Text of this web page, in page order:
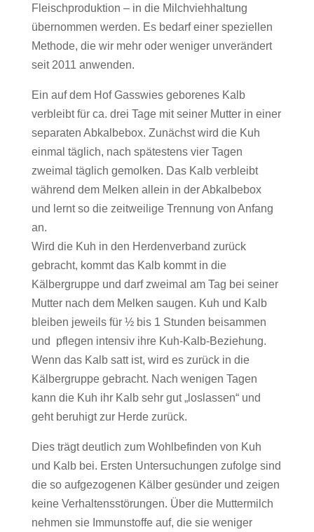
Fleischproduktion – in die Milchviehhaltung
übernommen werden. Es bedarf einer speziellen
Methode, die wir mehr oder weniger unverändert
seit 2011 anwenden.
Ein auf dem Hof Gasswies geborenes Kalb
verbleibt für ca. drei Tage mit seiner Mutter in einer
separaten Abkalbebox. Zunächst wird die Kuh
einmal täglich, nach spätestens vier Tagen
zweimal täglich gemolken. Das Kalb verbleibt
während dem Melken allein in der Abkalbebox
und lernt so die zeitweilige Trennung von Anfang
an.
Wird die Kuh in den Herdenverband zurück
gebracht, kommt das Kalb kommt in die
Kälbergruppe und darf zweimal am Tag bei seiner
Mutter nach dem Melken saugen. Kuh und Kalb
bleiben jeweils für ½ bis 1 Stunden beisammen
und pflegen intensiv ihre Kuh-Kalb-Beziehung.
Wenn das Kalb satt ist, wird es zurück in die
Kälbergruppe gebracht. Nach wenigen Tagen
kann die Kuh ihr Kalb sehr gut „loslassen“ und
geht beruhigt zur Herde zurück.
Dies trägt deutlich zum Wohlbefinden von Kuh
und Kalb bei. Ersten Untersuchungen zufolge sind
die so aufgezogenen Kälber gesünder und zeigen
keine Verhaltensstörungen. Über die Muttermilch
nehmen sie Immunstoffe auf, die sie weniger